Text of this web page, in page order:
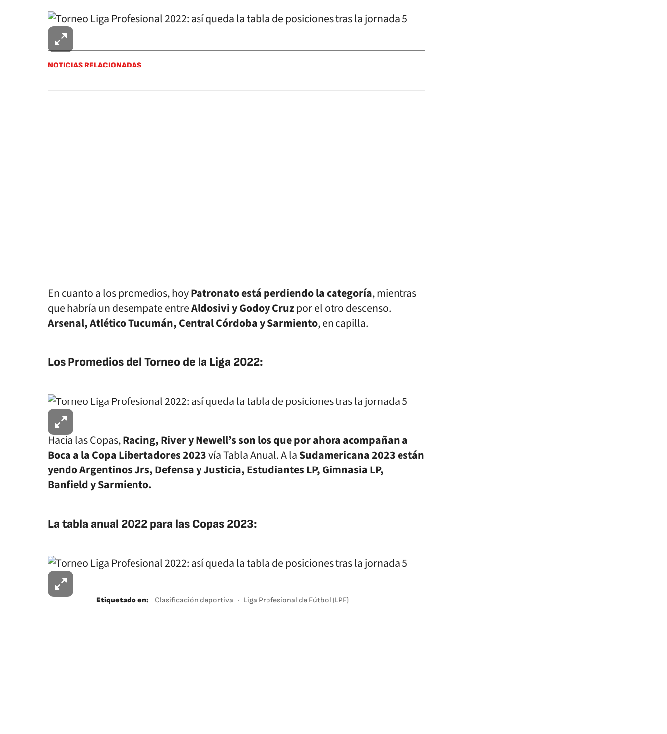
NOTICIAS RELACIONADAS
En cuanto a los promedios, hoyPatronato está perdiendo la categoría, mientras
que habría un desempate entreAldosivi y Godoy Cruzpor el otro descenso.
Arsenal, Atlético Tucumán, Central Córdoba y Sarmiento, en capilla.
Los Promedios del Torneo de la Liga 2022:
Hacia las Copas,Racing, River y Newell’s son los que por ahora acompañan a
Boca a la Copa Libertadores 2023vía Tabla Anual. A laSudamericana 2023 están
yendo Argentinos Jrs, Defensa y Justicia, Estudiantes LP, Gimnasia LP,
Banfield y Sarmiento.
La tabla anual 2022 para las Copas 2023:
Etiquetado en: Clasificación deportiva Liga Profesional de Fútbol (LPF)